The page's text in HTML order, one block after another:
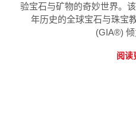
验宝石与矿物的奇妙世界。
年历史的全球宝石与珠宝
(GIA®) 倾
阅读